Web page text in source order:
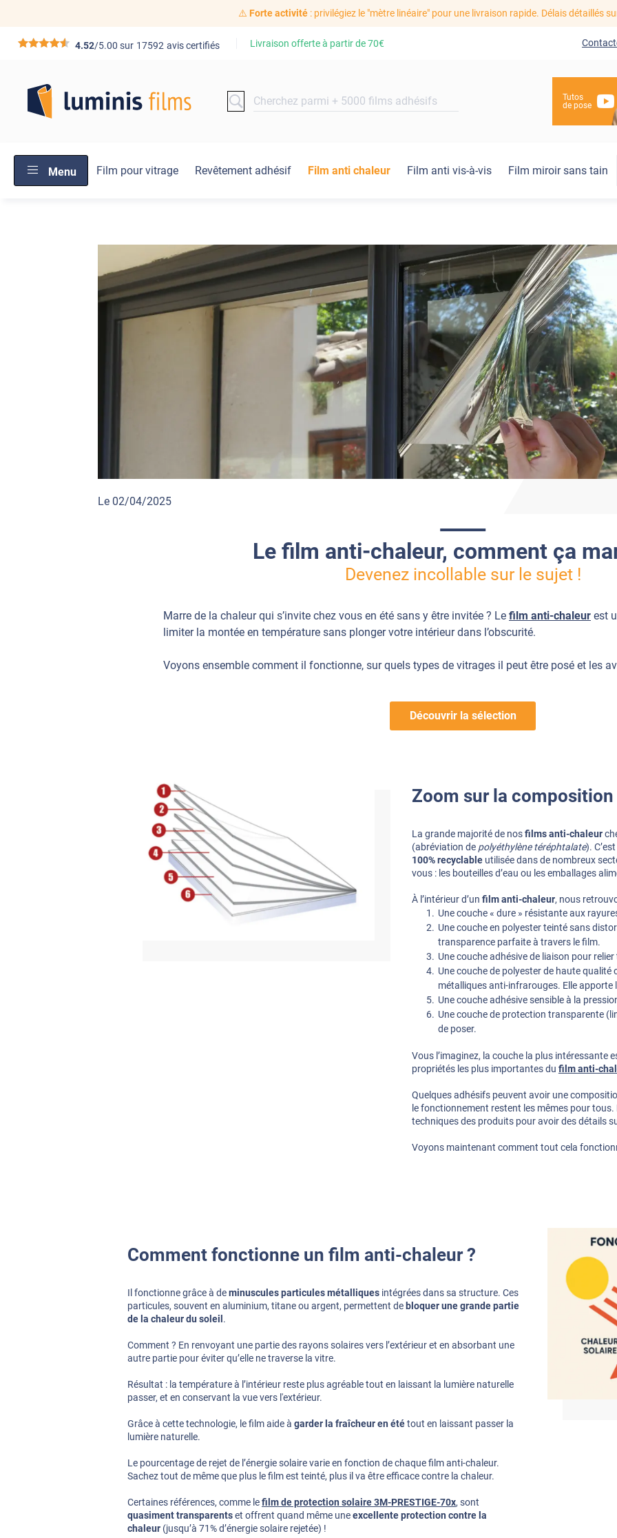
⚠️ Forte activité: privilégiez le "mètre linéaire" pour une livraison rapide. Délais détaillés
*****4.52/5.00 sur 17592 avis certifiés Livraison offerte à partir de70€
Tutos
de pose
Menu Film pour vitrage Revêtement adhésif Film anti chaleur Film anti vis-à-vis Film miroir sans tain
Le 02/04/2025
Le film anti-chaleur, comment ça
Devenez incollable sur le sujet !
Marre de la chaleur qui s’invite chez vous en été sans y être invitée ? Le film anti-chaleur est
limiter la montée en température sans plonger votre intérieur dans l’obscurité.
Voyons ensemble comment il fonctionne, sur quels types de vitrages il peut être posé et les
Découvrir la sélection
Zoom sur la
La grande majorité de nosfilms anti-chaleur
(abréviation de polyéthylène téréphtalate).
100% recyclableutilisée dans de nombreux
vous : les bouteilles d’eau ou les emballages
À l’intérieur d’un film anti-chaleur, nous
Une couche « dure » résistante aux
Une couche en polyester teinté sans
transparence parfaite à travers le film.
Une couche adhésive de liaison pour
Une couche de polyester de haute
métalliques anti-infrarouges. Elle
Une couche adhésive sensible à la
Une couche de protection transparente
de poser.
Vous l’imaginez, la couche la plus intéressante
propriétés les plus importantes du film anti-
Quelques adhésifs peuvent avoir une
le fonctionnement restent les mêmes pour tous.
techniques des produits pour avoir des détails
Voyons maintenant comment tout cela
Comment fonctionne un film anti-chaleur ?
Il fonctionne grâce à deminuscules particules métalliques intégrées dans sa structure. Ces
particules, souvent en aluminium, titane ou argent, permettent de bloquer une grande partie
de la chaleur du soleil .
Comment ? En renvoyant une partie des rayons solaires vers l’extérieur et en absorbant une
autre partie pour éviter qu’elle ne traverse la vitre.
Résultat : la température à l’intérieur reste plus agréable tout en laissant la lumière naturelle
passer, et en conservant la vue vers l'extérieur.
Grâce à cette technologie, le film aide à garder la fraîcheur en ététout en laissant passer la
lumière naturelle.
Le pourcentage de rejet de l’énergie solaire varie en fonction de chaque film anti-chaleur.
Sachez tout de même que plus le film est teinté, plus il va être efficace contre la chaleur.
Certaines références, comme lefilm de protection solaire 3M-PRESTIGE-70x, sont
quasiment transparentset offrent quand même uneexcellente protection contre la
chaleur (jusqu’à 71% d’énergie solaire rejetée) !